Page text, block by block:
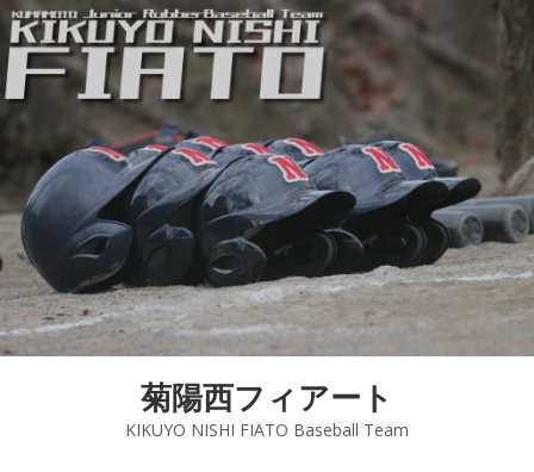
菊陽西フィアート
KIKUYO NISHI FIATO Baseball Team